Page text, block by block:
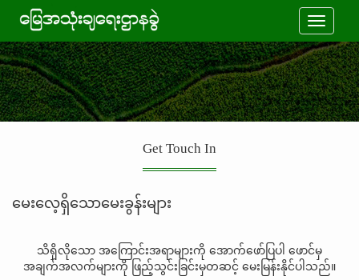
Toggle
Get Touch In
မေးလေ့ရှိသောမေးခွန်းများ
သိရှိလိုသော အကြောင်းအရာများကို အောက်ဖော်ပြပါ ဖောင်မှ
အချက်အလက်များကို ဖြည့်သွင်းခြင်းမှတဆင့် မေးမြန်းနိုင်ပါသည်။